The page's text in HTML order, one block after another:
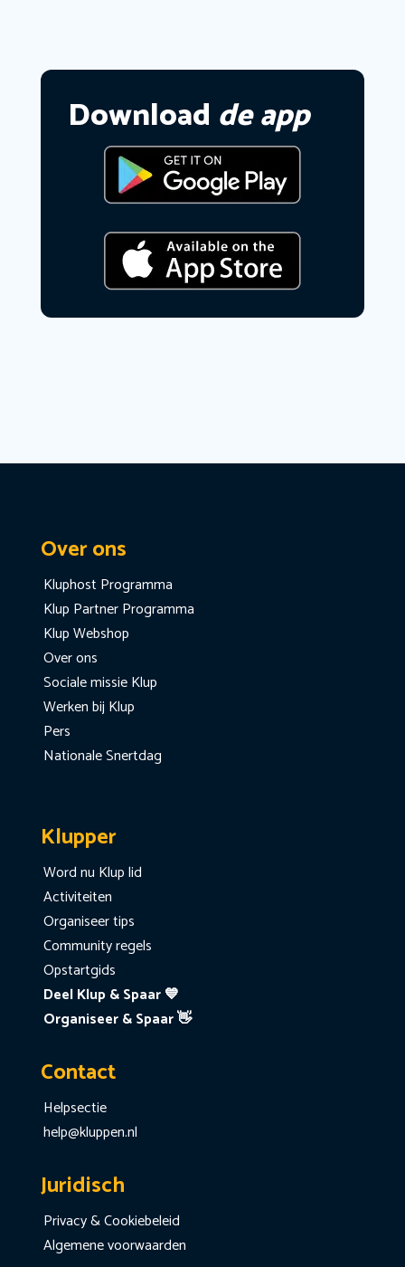
Download de app
Over ons
Kluphost Programma
Klup Partner Programma
Klup Webshop
Over ons
Sociale missie Klup
Werken bij Klup
Pers
Nationale Snertdag
Klupper
Word nu Klup lid
Activiteiten
Organiseer tips
Community regels
Opstartgids
Deel Klup & Spaar 💙
Organiseer & Spaar 👋
Contact
Helpsectie
help@kluppen.nl
Juridisch
Privacy & Cookiebeleid
Algemene voorwaarden